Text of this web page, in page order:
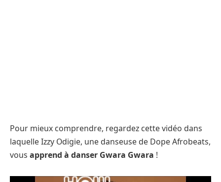
Pour mieux comprendre, regardez cette vidéo dans
laquelle Izzy Odigie, une danseuse de Dope Afrobeats,
vous apprend à danser Gwara Gwara !